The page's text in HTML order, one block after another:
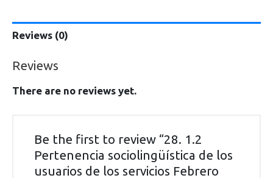
Reviews (0)
Reviews
There are no reviews yet.
Be the first to review “28. 1.2
Pertenencia sociolingüística de los
usuarios de los servicios Febrero